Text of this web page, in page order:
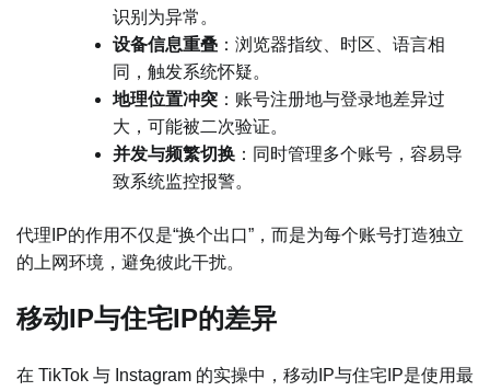
识别为异常。
设备信息重叠 ：浏览器指纹、时区、语言相
同，触发系统怀疑。
地理位置冲突 ：账号注册地与登录地差异过
大，可能被二次验证。
并发与频繁切换 ：同时管理多个账号，容易导
致系统监控报警。
代理IP的作用不仅是“换个出口”，而是为每个账号打造独立
的上网环境，避免彼此干扰。
移动IP与住宅IP的差异
在 TikTok 与 Instagram 的实操中，移动IP与住宅IP是使用最